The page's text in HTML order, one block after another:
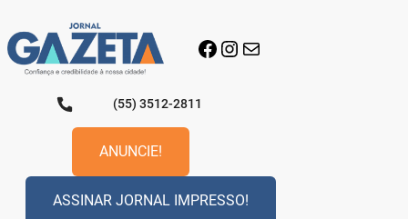
para
o
conteúdo
Facebook
Instagram
E-mail
(55) 3512-2811
ANUNCIE!
ASSINAR JORNAL IMPRESSO!